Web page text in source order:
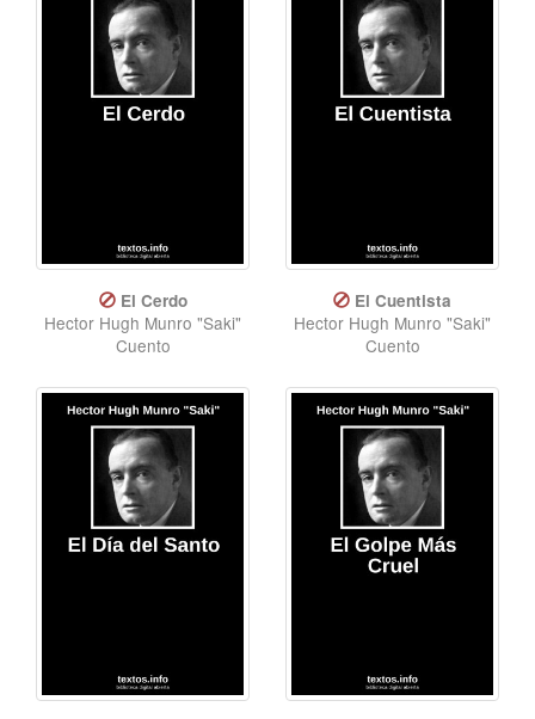
El Cerdo
Hector Hugh Munro "Saki"
Cuento
El Cuentista
Hector Hugh Munro "Saki"
Cuento